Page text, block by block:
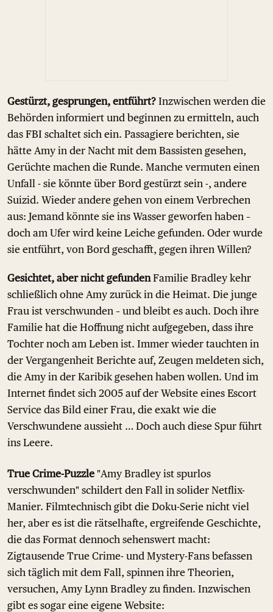
Gestürzt, gesprungen, entführt? Inzwischen werden die
Behörden informiert und beginnen zu ermitteln, auch
das FBI schaltet sich ein. Passagiere berichten, sie
hätte Amy in der Nacht mit dem Bassisten gesehen,
Gerüchte machen die Runde. Manche vermuten einen
Unfall - sie könnte über Bord gestürzt sein -, andere
Suizid. Wieder andere gehen von einem Verbrechen
aus: Jemand könnte sie ins Wasser geworfen haben –
doch am Ufer wird keine Leiche gefunden. Oder wurde
sie entführt, von Bord geschafft, gegen ihren Willen?
Gesichtet, aber nicht gefundenFamilie Bradley kehr
schließlich ohne Amy zurück in die Heimat. Die junge
Frau ist verschwunden – und bleibt es auch. Doch ihre
Familie hat die Hoffnung nicht aufgegeben, dass ihre
Tochter noch am Leben ist. Immer wieder tauchten in
der Vergangenheit Berichte auf, Zeugen meldeten sich,
die Amy in der Karibik gesehen haben wollen. Und im
Internet findet sich 2005 auf der Website eines Escort
Service das Bild einer Frau, die exakt wie die
Verschwundene aussieht … Doch auch diese Spur führt
ins Leere.
True Crime-Puzzle "Amy Bradley ist spurlos
verschwunden" schildert den Fall in solider Netflix-
Manier. Filmtechnisch gibt die Doku-Serie nicht viel
her, aber es ist die rätselhafte, ergreifende Geschichte,
die das Format dennoch sehenswert macht:
Zigtausende True Crime- und Mystery-Fans befassen
sich täglich mit dem Fall, spinnen ihre Theorien,
versuchen, Amy Lynn Bradley zu finden. Inzwischen
gibt es sogar eine eigene Website: